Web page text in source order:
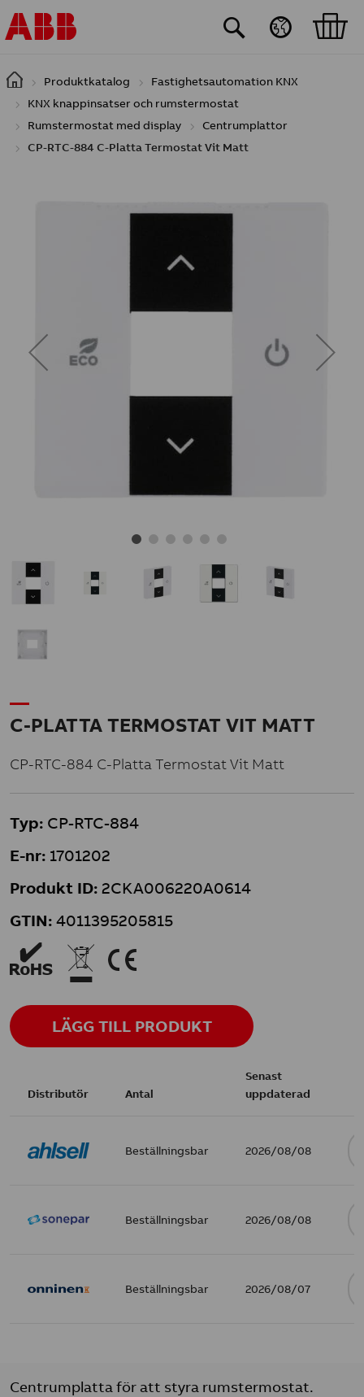
Hoppa till huvudinnehåll
Produktkatalog
Fastighetsautomation KNX
KNX knappinsatser och rumstermostat
Rumstermostat med display
Centrumplattor
CP-RTC-884 C-Platta Termostat Vit Matt
C-PLATTA TERMOSTAT VIT MATT
CP-RTC-884 C-Platta Termostat Vit Matt
Typ: CP-RTC-884
E-nr: 1701202
Produkt ID: 2CKA006220A0614
GTIN: 4011395205815
4 v K
LÄGG TILL PRODUKT
Distributör Antal
Senast
uppdaterad
Beställningsbar 2026/08/08
Beställningsbar 2026/08/08
Beställningsbar 2026/08/07
Centrumplatta för att styra rumstermostat.